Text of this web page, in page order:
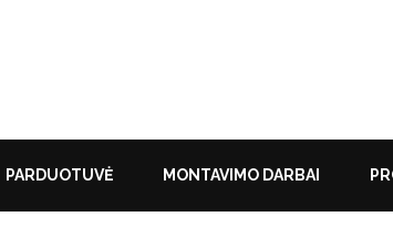
PARDUOTUVĖ MONTAVIMO DARBAI